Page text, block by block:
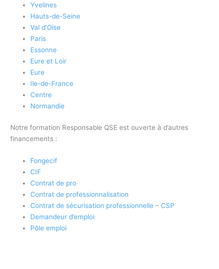
Yvelines
Hauts-de-Seine
Val d’Oise
Paris
Essonne
Eure et Loir
Eure
Ile-de-France
Centre
Normandie
Notre formation Responsable QSE est ouverte à d’autres
financements :
Fongecif
CIF
Contrat de pro
Contrat de professionnalisation
Contrat de sécurisation professionnelle – CSP
Demandeur d’emploi
Pôle emploi